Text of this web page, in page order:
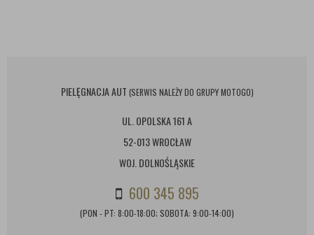
PIELĘGNACJA AUT (SERWIS NALEŻY DO GRUPY MOTOGO)
UL. OPOLSKA 161 A
52-013 WROCŁAW
WOJ. DOLNOŚLĄSKIE
600 345 895
(PON - PT: 8:00-18:00; SOBOTA: 9:00-14:00)